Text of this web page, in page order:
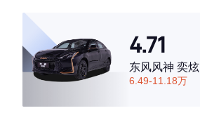
4.71
东风风神 奕炫
6.49-11.18万